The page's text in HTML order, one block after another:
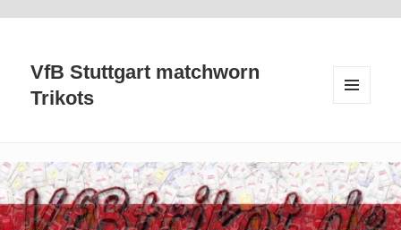
VfB Stuttgart matchworn
Trikots